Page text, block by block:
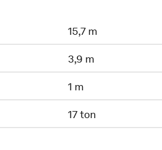
15,7 m
3,9 m
1 m
17 ton